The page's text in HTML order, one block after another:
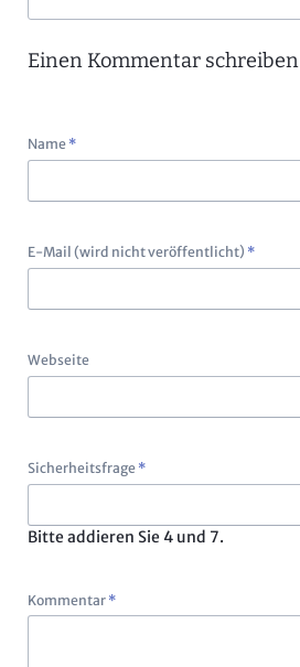
Einen Kommentar schreiben
Pflichtfeld
Name *
Pflichtfeld
E-Mail (wird nicht veröffentlicht) *
Webseite
Pflichtfeld
Sicherheitsfrage *
Bitte addieren Sie 4 und 7.
Pflichtfeld
Kommentar *